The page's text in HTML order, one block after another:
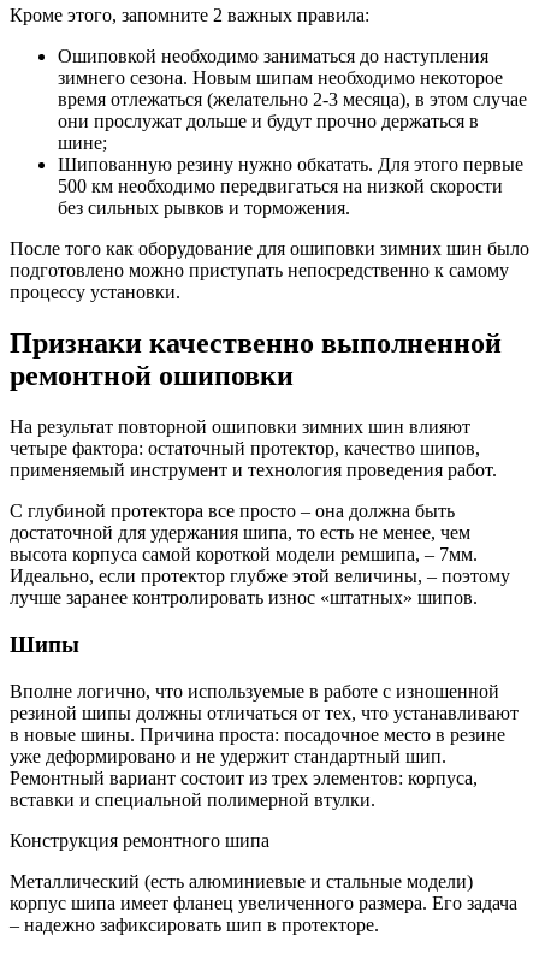
Кроме этого, запомните 2 важных правила:
Ошиповкой необходимо заниматься до наступления
зимнего сезона. Новым шипам необходимо некоторое
время отлежаться (желательно 2-3 месяца), в этом случае
они прослужат дольше и будут прочно держаться в
шине;
Шипованную резину нужно обкатать. Для этого первые
500 км необходимо передвигаться на низкой скорости
без сильных рывков и торможения.
После того как оборудование для ошиповки зимних шин было
подготовлено можно приступать непосредственно к самому
процессу установки.
Признаки качественно выполненной
ремонтной ошиповки
На результат повторной ошиповки зимних шин влияют
четыре фактора: остаточный протектор, качество шипов,
применяемый инструмент и технология проведения работ.
С глубиной протектора все просто – она должна быть
достаточной для удержания шипа, то есть не менее, чем
высота корпуса самой короткой модели ремшипа, – 7мм.
Идеально, если протектор глубже этой величины, – поэтому
лучше заранее контролировать износ «штатных» шипов.
Шипы
Вполне логично, что используемые в работе с изношенной
резиной шипы должны отличаться от тех, что устанавливают
в новые шины. Причина проста: посадочное место в резине
уже деформировано и не удержит стандартный шип.
Ремонтный вариант состоит из трех элементов: корпуса,
вставки и специальной полимерной втулки.
Конструкция ремонтного шипа
Металлический (есть алюминиевые и стальные модели)
корпус шипа имеет фланец увеличенного размера. Его задача
– надежно зафиксировать шип в протекторе.